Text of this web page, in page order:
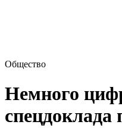
Общество
Немного
спецдоклада